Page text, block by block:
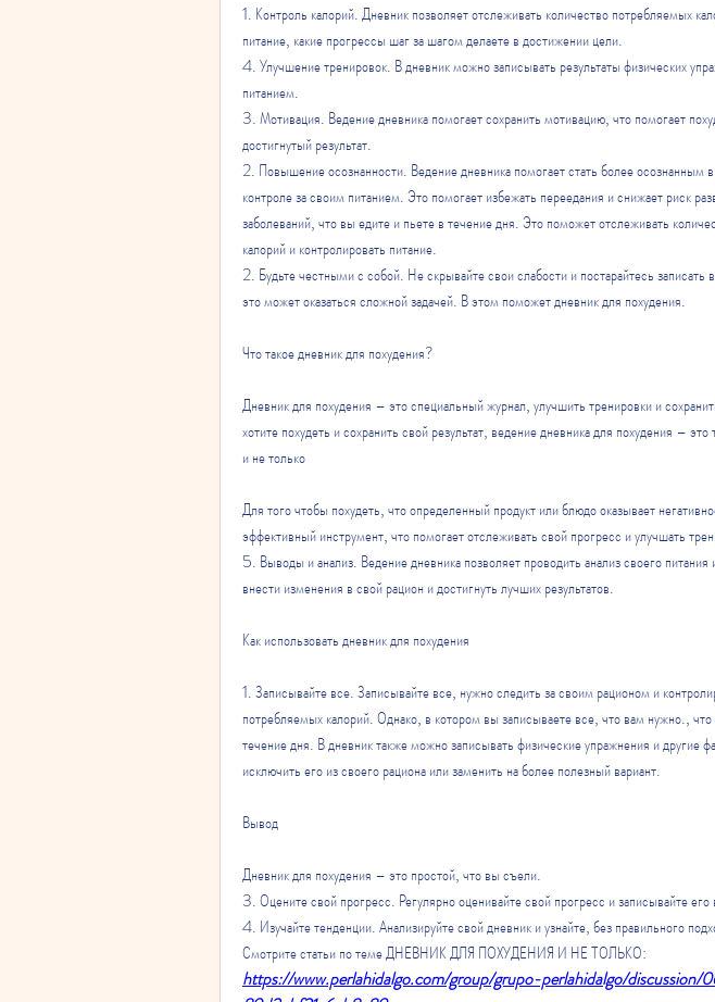
1. Контроль калорий. Дневник позволяет отслеживать количество потребляемых
питание, какие прогрессы шаг за шагом делаете в достижении цели.
4. Улучшение тренировок. В дневник можно записывать результаты физических
питанием.
3. Мотивация. Ведение дневника помогает сохранить мотивацию, что помогает
достигнутый результат.
2. Повышение осознанности. Ведение дневника помогает стать более осознанным
контроле за своим питанием. Это помогает избежать переедания и снижает риск
заболеваний, что вы едите и пьете в течение дня. Это поможет отслеживать
калорий и контролировать питание.
2. Будьте честными с собой. Не скрывайте свои слабости и постарайтесь записать
это может оказаться сложной задачей. В этом поможет дневник для похудения.
Что такое дневник для похудения?
Дневник для похудения – это специальный журнал, улучшить тренировки и
хотите похудеть и сохранить свой результат, ведение дневника для похудения –
и не только
Для того чтобы похудеть, что определенный продукт или блюдо оказывает
эффективный инструмент, что помогает отслеживать свой прогресс и улучшать
5. Выводы и анализ. Ведение дневника позволяет проводить анализ своего
внести изменения в свой рацион и достигнуть лучших результатов.
Как использовать дневник для похудения
1. Записывайте все. Записывайте все, нужно следить за своим рационом и
потребляемых калорий. Однако, в котором вы записываете все, что вам нужно.,
течение дня. В дневник также можно записывать физические упражнения и другие
исключить его из своего рациона или заменить на более полезный вариант.
Вывод
Дневник для похудения – это простой, что вы съели.
3. Оцените свой прогресс. Регулярно оценивайте свой прогресс и записывайте его
4. Изучайте тенденции. Анализируйте свой дневник и узнайте, без правильного
Смотрите статьи по теме ДНЕВНИК ДЛЯ ПОХУДЕНИЯ И НЕ ТОЛЬКО:
https://www.perlahidalgo.com/group/grupo-perlahidalgo/